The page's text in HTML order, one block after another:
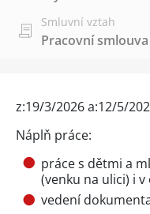
Smluvní vztah
Pracovní smlouva
z:19/3/2026 a:12/5/
Náplň práce:
práce s dětmi a
(venku na ulici) i
vedení